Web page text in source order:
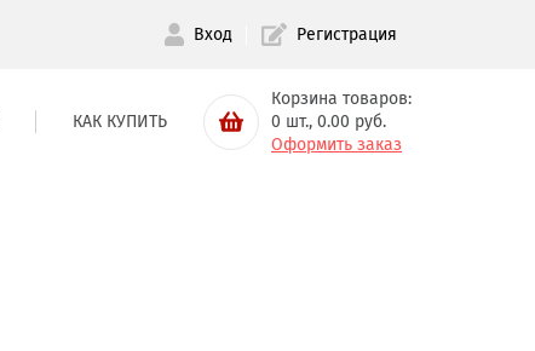
Вход Регистрация
КАК КУПИТЬ
Корзина товаров:
0 шт., 0.00 руб.
Оформить заказ